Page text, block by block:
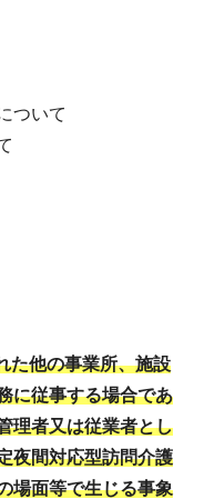
ついて
た他の事業所、施設
に従事する場合であ
理者又は従業者とし
夜間対応型訪問介護
場面等で生じる事象